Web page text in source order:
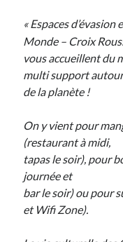
« Espaces
Monde – Croix
vous accueillent du
multi support
de la planète !
On y vient pour
(restaurant à midi,
tapas le soir), pour
journée et
bar le soir) ou pour
et Wifi Zone).